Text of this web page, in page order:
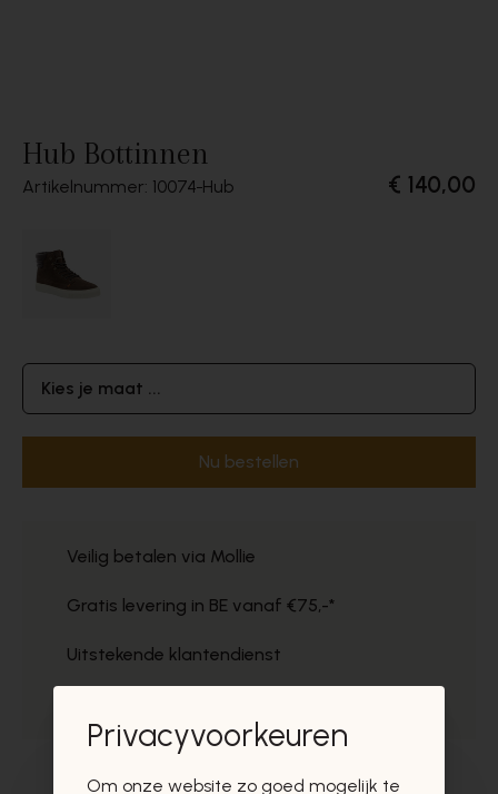
Hub Bottinnen
Artikelnummer: 10074 Hub € 140,00
Kies je maat ...
Nu bestellen
Veilig betalen via Mollie
Gratis levering in BE vanaf €75,-*
Uitstekende klantendienst
Privacyvoorkeuren
Om onze website zo goed mogelijk te